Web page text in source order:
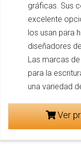
gráficas. Sus
excelente
los usan para
diseñadores
Las marcas
para la
una variedad
Ver